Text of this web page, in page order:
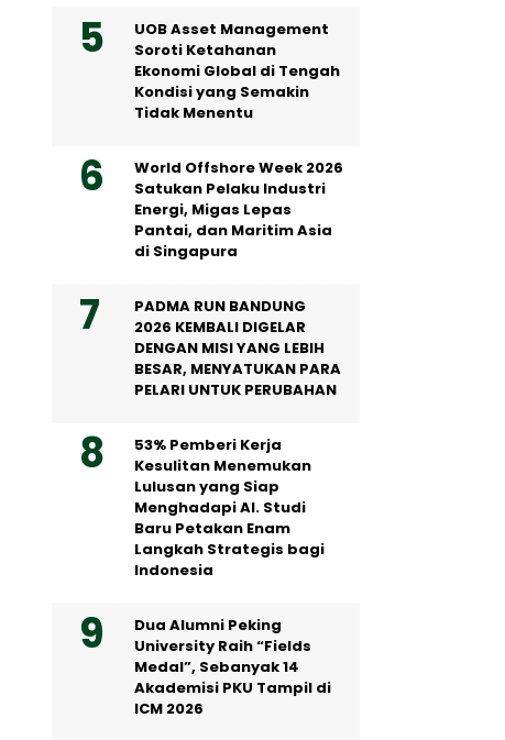
UOB Asset Management
Soroti Ketahanan
Ekonomi Global di Tengah
Kondisi yang Semakin
Tidak Menentu
World Offshore Week 2026
Satukan Pelaku Industri
Energi, Migas Lepas
Pantai, dan Maritim Asia
di Singapura
PADMA RUN BANDUNG
2026 KEMBALI DIGELAR
DENGAN MISI YANG LEBIH
BESAR, MENYATUKAN PARA
PELARI UNTUK PERUBAHAN
53% Pemberi Kerja
Kesulitan Menemukan
Lulusan yang Siap
Menghadapi AI. Studi
Baru Petakan Enam
Langkah Strategis bagi
Indonesia
Dua Alumni Peking
University Raih “Fields
Medal”, Sebanyak 14
Akademisi PKU Tampil di
ICM 2026